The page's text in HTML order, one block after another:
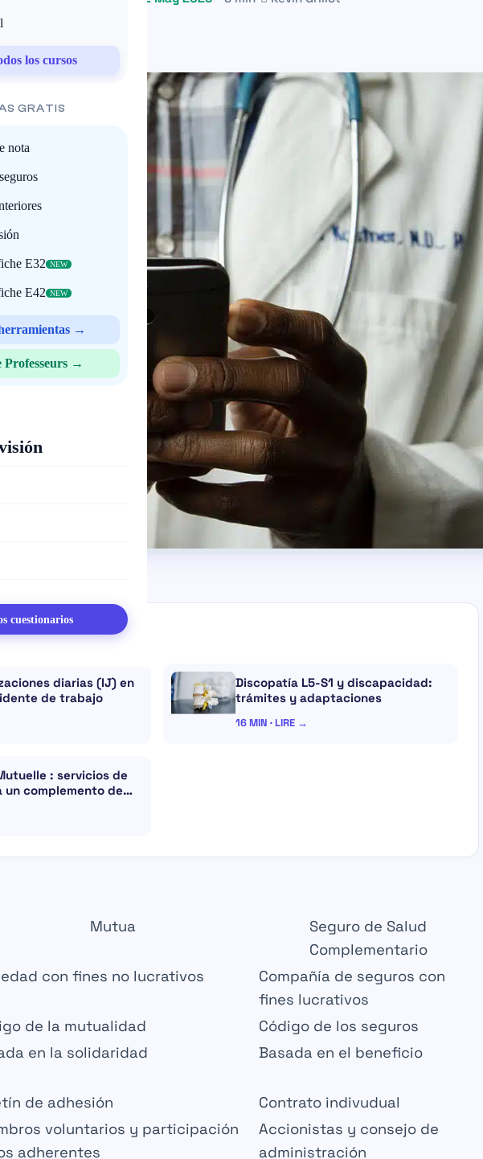
los cursos
GRATIS
nota
E32 NEW
E42 NEW
→
Professeurs →
cuestionarios
:
diarias (IJ) en
de trabajo
Discopatía L5-S1 y discapacidad:
trámites y adaptaciones
16 MIN · LIRE →
: servicios de
un complemento de…
Mutua
Seguro de Salud
Complementario
con fines no lucrativos
Compañía de seguros con
fines lucrativos
de la mutualidad Código de los seguros
en la solidaridad Basada en el beneficio
de adhesión Contrato indivudual
voluntarios y participación
adherentes
Accionistas y consejo de
administración